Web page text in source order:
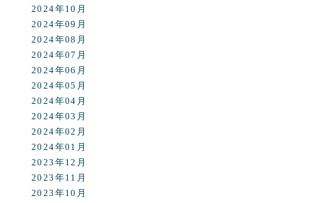
2024年10月
2024年09月
2024年08月
2024年07月
2024年06月
2024年05月
2024年04月
2024年03月
2024年02月
2024年01月
2023年12月
2023年11月
2023年10月